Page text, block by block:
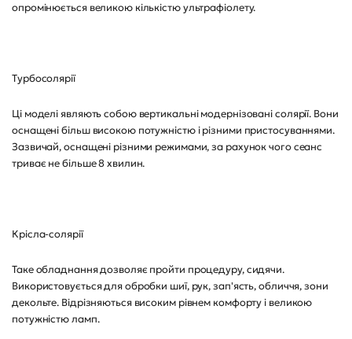
опромінюється великою кількістю ультрафіолету.
Турбосолярії
Ці моделі являють собою вертикальні модернізовані солярії. Вони
оснащені більш високою потужністю і різними пристосуваннями.
Зазвичай, оснащені різними режимами, за рахунок чого сеанс
триває не більше 8 хвилин.
Крісла-солярії
Таке обладнання дозволяє пройти процедуру, сидячи.
Використовується для обробки шиї, рук, зап'ясть, обличчя, зони
декольте. Відрізняються високим рівнем комфорту і великою
потужністю ламп.